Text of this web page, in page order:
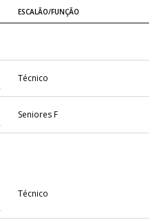
ESCALÃO/FUNÇÃO
Técnico
Seniores F
Técnico